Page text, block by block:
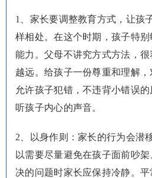
1、家长要调整教育方式，让孩
样相处。在这个时期，孩子特
能力。父母不讲究方式方法，
越远。给孩子一份尊重和理解，
允许孩子犯错，不违背小错误
听孩子内心的声音。
2、以身作则：家长的行为会潜
以需要尽量避免在孩子面前吵
决的问题时家长应保持冷静。